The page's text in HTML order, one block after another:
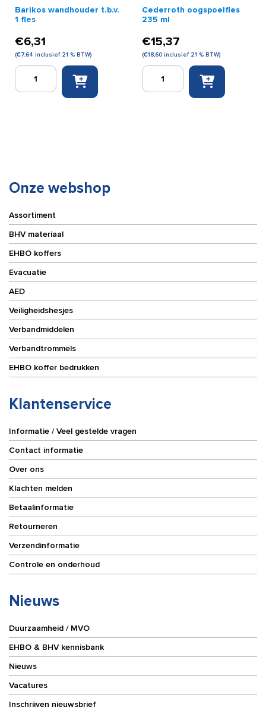
Barikos wandhouder t.b.v.
1 fles
€6,31
(€7,64 inclusief 21 % BTW)
Barikos
wandhouder
Cederroth oogspoelfles
235 ml
€15,37
(€18,60 inclusief 21 % BTW)
Cederroth
oogspoelfles
Onze webshop
Assortiment
BHV materiaal
EHBO koffers
Evacuatie
AED
Veiligheidshesjes
Verbandmiddelen
Verbandtrommels
EHBO koffer bedrukken
Klantenservice
Informatie / Veel gestelde vragen
Contact informatie
Over ons
Klachten melden
Betaalinformatie
Retourneren
Verzendinformatie
Controle en onderhoud
Nieuws
Duurzaamheid / MVO
EHBO & BHV kennisbank
Nieuws
Vacatures
Inschrijven nieuwsbrief